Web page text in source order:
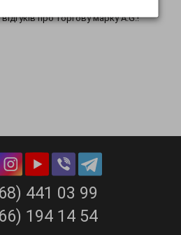
про торгову марку A.G.!
441 03 99
194 14 54